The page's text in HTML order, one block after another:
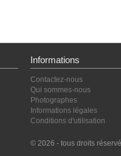
Informations
Contactez-nous
Qui sommes-nous
Photographes
Informations légales
Conditions d'utilisation
© 2026 - tous droits